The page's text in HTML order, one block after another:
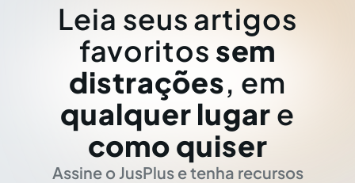
Leia seus artigos
favoritos sem
distrações, em
qualquer lugar e
como quiser
Assine o JusPlus e tenha recursos